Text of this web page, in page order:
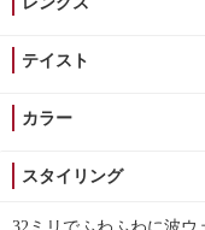
テイスト
カラー
スタイリング